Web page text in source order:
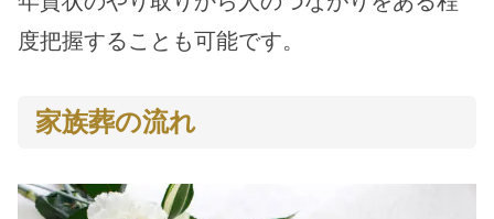
度把握することも可能です。
家族葬の流れ